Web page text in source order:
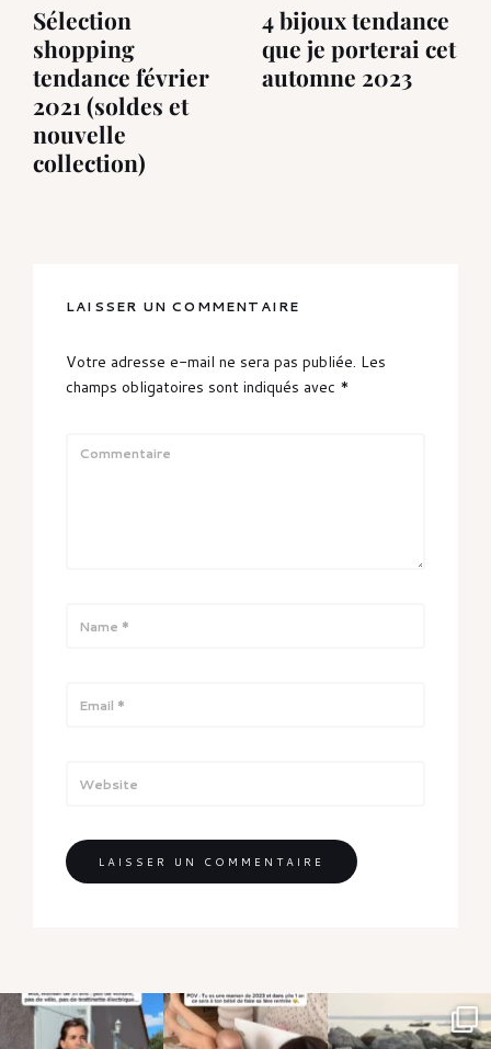
Sélection
shopping
tendance février
2021 (soldes et
nouvelle
collection)
4 bijoux tendance
que je porterai cet
automne 2023
LAISSER UN COMMENTAIRE
Votre adresse e-mail ne sera pas publiée. Les
champs obligatoires sont indiqués avec *